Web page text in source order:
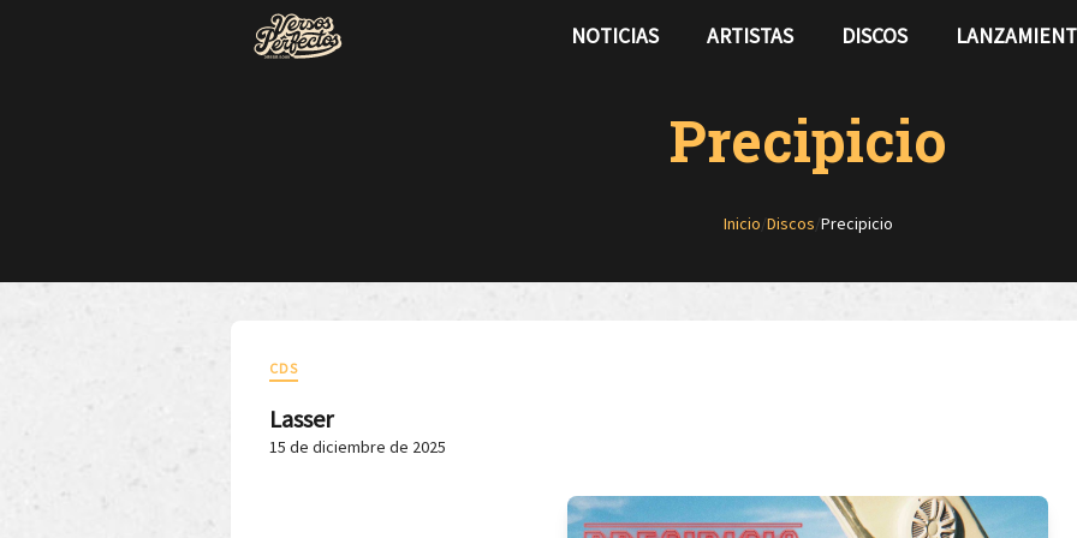
NOTICIAS ARTISTAS DISCOS
Precipicio
Inicio/Discos/Precipicio
CDS
Lasser
15 de diciembre de 2025